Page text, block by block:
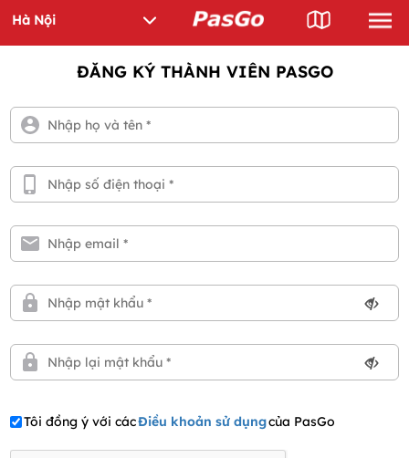
ĐĂNG KÝ THÀNH VIÊN PASGO
Tôi đồng ý với cácĐiều khoản sử dụngcủa PasGo